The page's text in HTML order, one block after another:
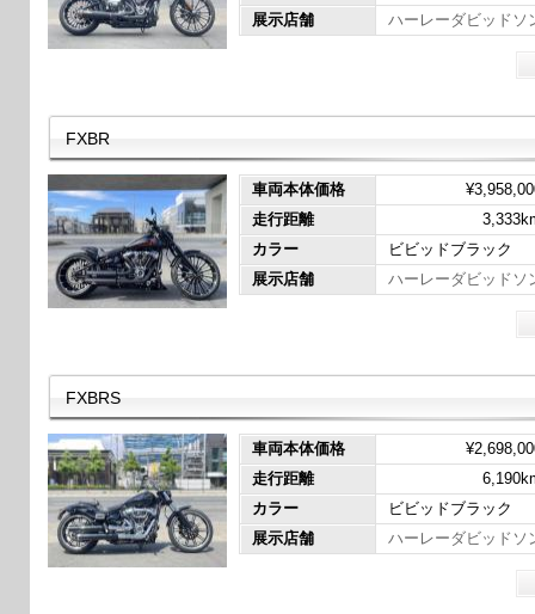
展示店舗
ハーレーダビッドソ
FXBR
車両本体価格
走行距離
カラー
ビビッドブラック
展示店舗
ハーレーダビッドソ
FXBRS
車両本体価格
走行距離
カラー
ビビッドブラック
展示店舗
ハーレーダビッドソ